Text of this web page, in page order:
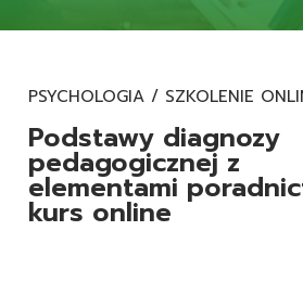
PSYCHOLOGIA / SZKOLENIE
Podstawy diagnozy
pedagogicznej z
elementami
kurs online